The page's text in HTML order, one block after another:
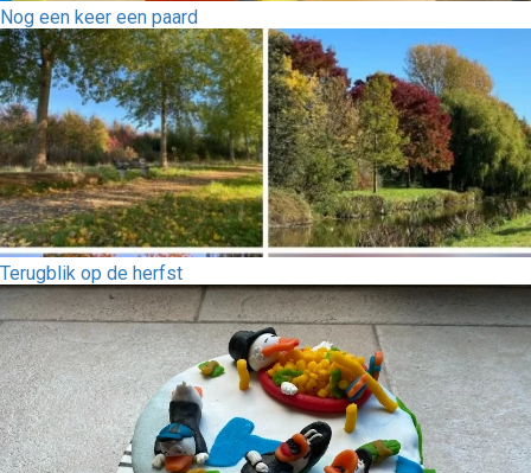
Nog een keer een paard
Terugblik op de herfst